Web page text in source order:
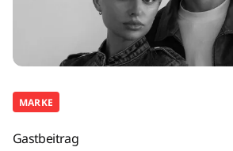
MARKE
Gastbeitrag